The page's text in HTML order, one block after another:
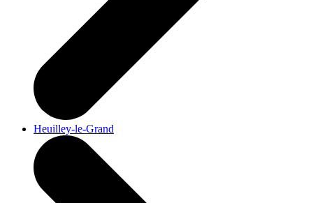
Heuilley-le-Grand